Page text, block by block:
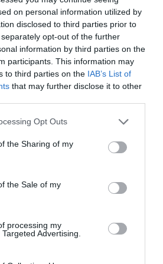
on personal information utilized by
disclosed to third parties prior to
opt-out of the further
information by third parties on the
participants. This information may
to third parties on the IAB’s List of
that may further disclose it to other
Opt Outs
the Sharing of my
the Sale of my
processing my
Advertising.
ως εταίρος η ερευνητική
STRESQτου
Αττικής
επιστημονική
σχεδιασμού, αγοράς
πολιτικής.
το NetZeroCities αποτελεί
της DOTSOFT ΑΕ να
άποψη, την Τοπική
και κοινωνικά δίκαιων
και έξυπνης μετάβασης»,
και Διευθύνων Σύμβουλος της
Μάνος.